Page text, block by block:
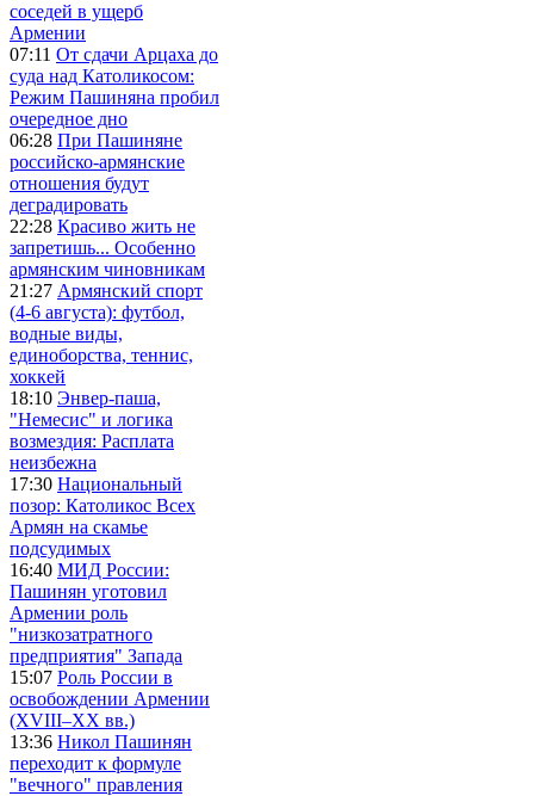
соседей в ущерб
Армении
07:11 От сдачи Арцаха до
суда над Католикосом:
Режим Пашиняна пробил
очередное дно
06:28 При Пашиняне
российско-армянские
отношения будут
деградировать
22:28 Красиво жить не
запретишь... Особенно
армянским чиновникам
21:27 Армянский спорт
(4-6 августа): футбол,
водные виды,
единоборства, теннис,
хоккей
18:10 Энвер-паша,
"Немесис" и логика
возмездия: Расплата
неизбежна
17:30 Национальный
позор: Католикос Всех
Армян на скамье
подсудимых
16:40 МИД России:
Пашинян уготовил
Армении роль
"низкозатратного
предприятия" Запада
15:07 Роль России в
освобождении Армении
(XVIII–XX вв.)
13:36 Никол Пашинян
переходит к формуле
"вечного" правления